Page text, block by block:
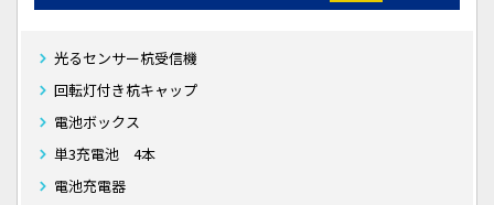
光るセンサー杭受信機
回転灯付き杭キャップ
電池ボックス
単3充電池 4本
電池充電器